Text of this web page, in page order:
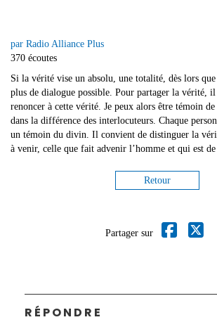
par Radio Alliance Plus
370 écoutes
Si la vérité vise un absolu, une totalité, dès lors
plus de dialogue possible. Pour partager la vérité,
renoncer à cette vérité. Je peux alors être témoin
dans la différence des interlocuteurs. Chaque
un témoin du divin. Il convient de distinguer la
à venir, celle que fait advenir l’homme et qui est de
Retour
Partager sur
RÉPONDRE